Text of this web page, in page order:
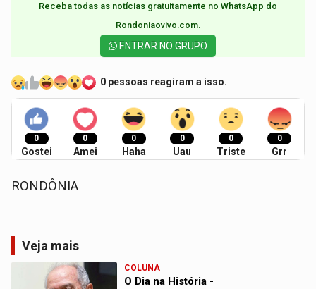
Receba todas as notícias gratuitamente no WhatsApp do
Rondoniaovivo.com.​
ENTRAR NO GRUPO
0 pessoas reagiram a isso.
0
Gostei
0
Amei
0
Haha
0
Uau
0
Triste
0
Grr
RONDÔNIA
Veja mais
COLUNA
O Dia na História -